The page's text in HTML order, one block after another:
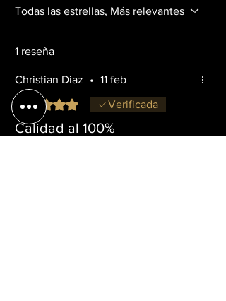
Todas las estrellas, Más relevantes
1 reseña
Christian Diaz • 11 feb
Obtuvo 5 de 5 estrellas.Verificada
Calidad al 100%